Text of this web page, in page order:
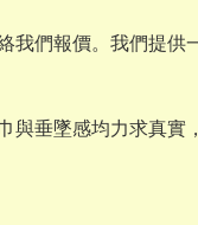
我們報價。我們提供
與垂墜感均力求真實